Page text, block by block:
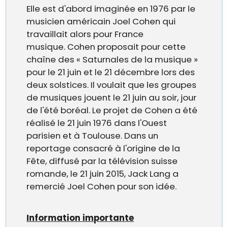
Elle est d'abord imaginée en 1976 par le
musicien américain Joel Cohen qui
travaillait alors pour France
musique. Cohen proposait pour cette
chaîne des « Saturnales de la musique »
pour le 21 juin et le 21 décembre lors des
deux solstices. Il voulait que les groupes
de musiques jouent le 21 juin au soir, jour
de l'été boréal. Le projet de Cohen a été
réalisé le 21 juin 1976 dans l'Ouest
parisien et à Toulouse. Dans un
reportage consacré à l'origine de la
Fête, diffusé par la télévision suisse
romande, le 21 juin 2015, Jack Lang a
remercié Joel Cohen pour son idée.
Information importante